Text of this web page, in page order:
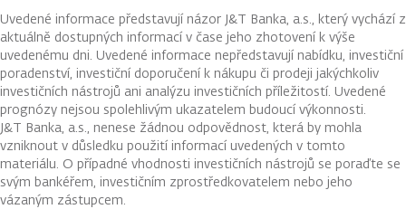
Uvedené informace představují názor J&T Banka, a.s., který vychází z
aktuálně dostupných informací v čase jeho zhotovení k výše
uvedenému dni. Uvedené informace nepředstavují nabídku, investiční
poradenství, investiční doporučení k nákupu či prodeji jakýchkoliv
investičních nástrojů ani analýzu investičních příležitostí. Uvedené
prognózy nejsou spolehlivým ukazatelem budoucí výkonnosti.
J&T Banka, a.s., nenese žádnou odpovědnost, která by mohla
vzniknout v důsledku použití informací uvedených v tomto
materiálu. O případné vhodnosti investičních nástrojů se poraďte se
svým bankéřem, investičním zprostředkovatelem nebo jeho
vázaným zástupcem.